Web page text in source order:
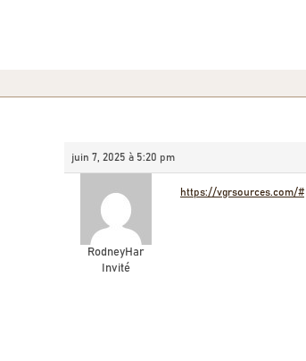
juin 7, 2025 à 5:20 pm
RodneyHar
Invité
https://vgrsources.com/#